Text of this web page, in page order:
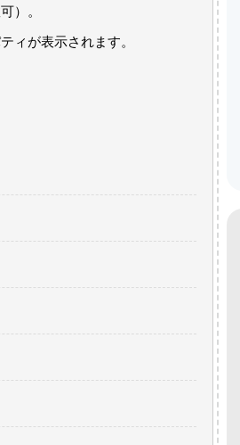
）。
ィが表示されます。